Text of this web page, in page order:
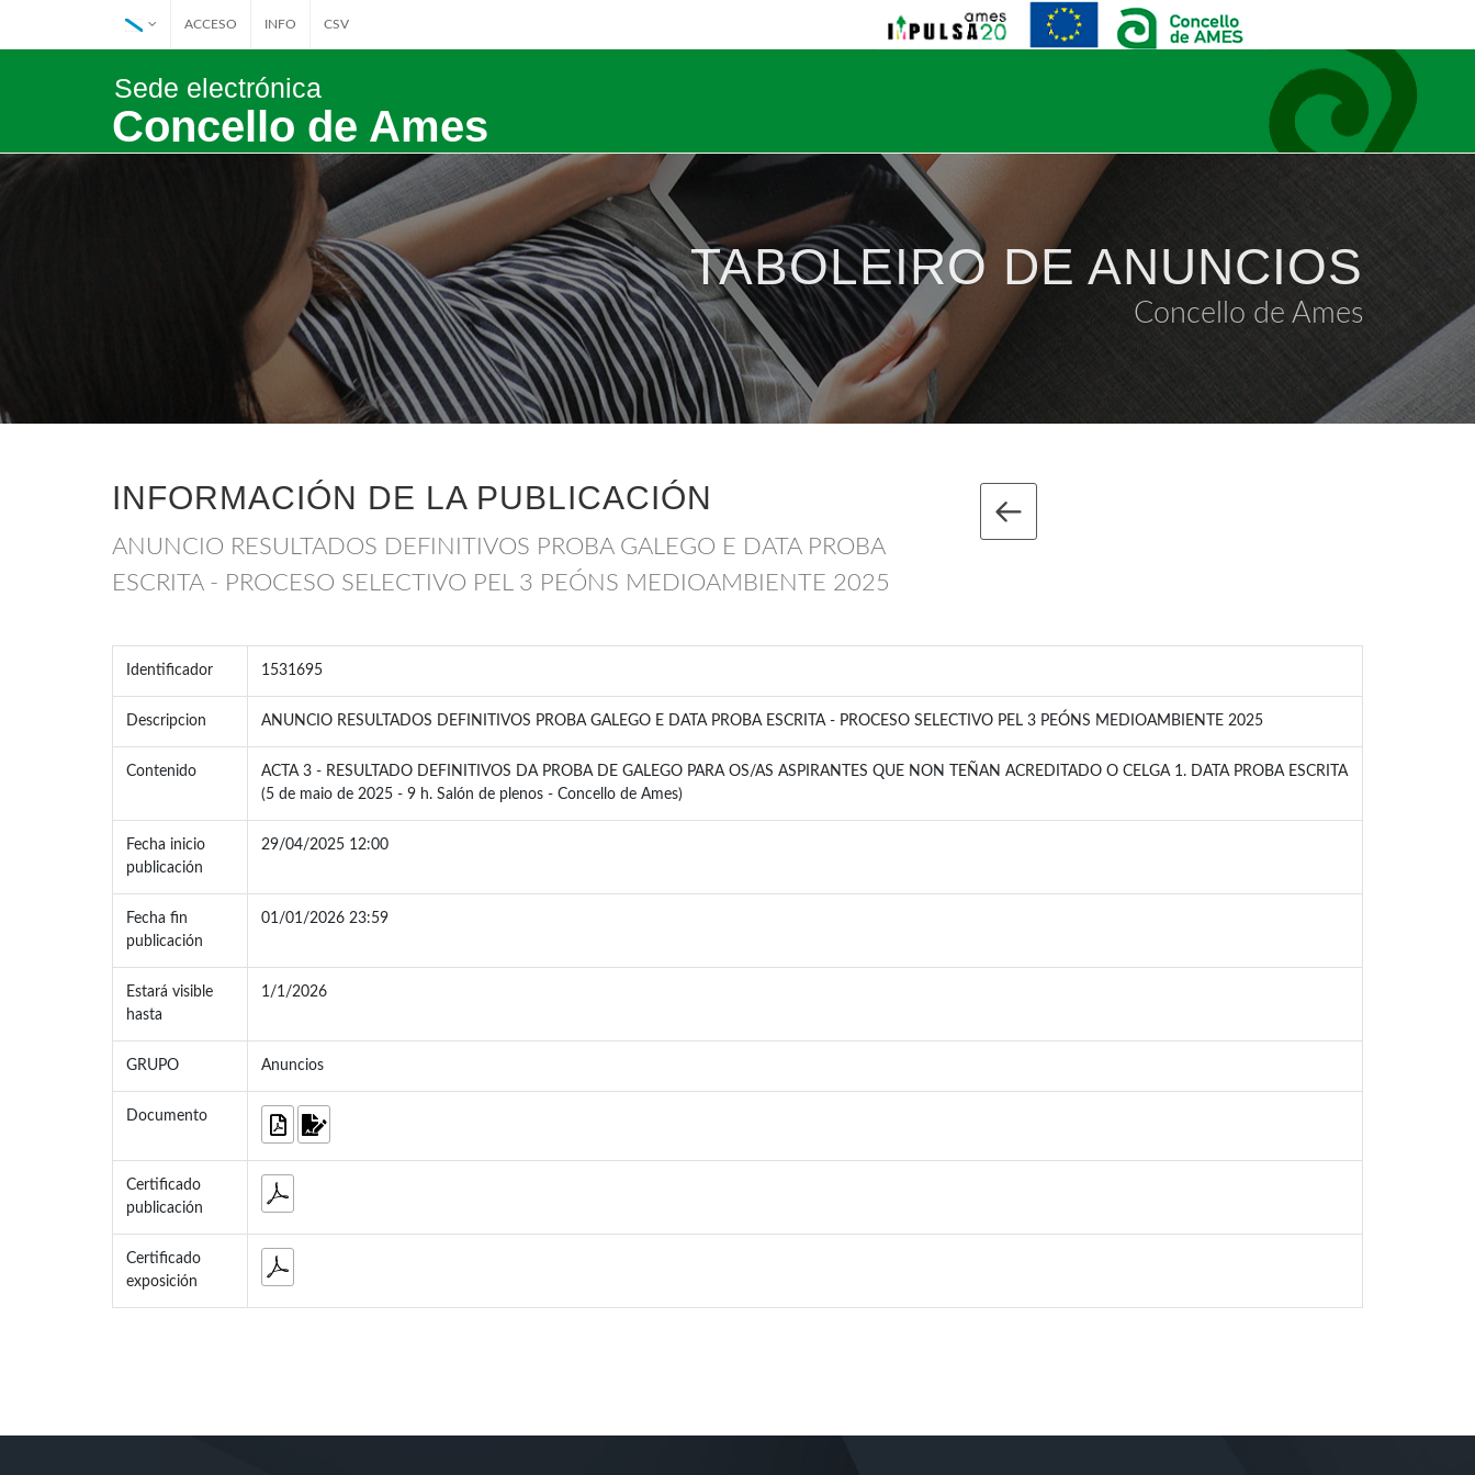
ACCESO INFO CSV
Sede electrónica
Concello de Ames
TABOLEIRO DE ANUNCIOS
Concello de Ames
INFORMACIÓN DE LA PUBLICACIÓN
ANUNCIO RESULTADOS DEFINITIVOS PROBA GALEGO E DATA PROBA
ESCRITA - PROCESO SELECTIVO PEL 3 PEÓNS MEDIOAMBIENTE 2025
Identificador 1531695
Descripcion ANUNCIO RESULTADOS DEFINITIVOS PROBA GALEGO E DATA PROBA ESCRITA - PROCESO SELECTIVO PEL 3 PEÓNS MEDIOAMBIENTE 2025
Contenido
ACTA 3 - RESULTADO DEFINITIVOS DA PROBA DE GALEGO PARA OS/AS ASPIRANTES QUE NON TEÑAN ACREDITADO O CELGA 1. DATA PROBA ESCRITA
(5 de maio de 2025 - 9 h. Salón de plenos - Concello de Ames)
Fecha inicio
publicación
29/04/2025 12:00
Fecha fin
publicación
01/01/2026 23:59
Estará visible
hasta
1/1/2026
GRUPO Anuncios
Documento
Certificado
publicación
Certificado
exposición